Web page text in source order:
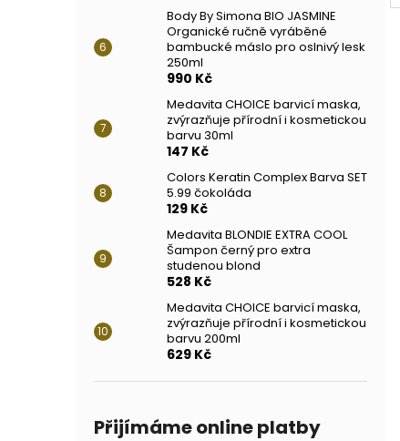
Body By Simona BIO JASMINE
Organické ručně vyráběné
bambucké máslo pro oslnivý lesk
250ml
990 Kč
Medavita CHOICE barvicí maska,
zvýrazňuje přírodní i kosmetickou
barvu 30ml
147 Kč
Colors Keratin Complex Barva SET
5.99 čokoláda
129 Kč
Medavita BLONDIE EXTRA COOL
Šampon černý pro extra
studenou blond
528 Kč
Medavita CHOICE barvicí maska,
zvýrazňuje přírodní i kosmetickou
barvu 200ml
629 Kč
Přijímáme online platby